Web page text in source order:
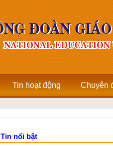
Tin hoạt động Chuyên
Tin nổi bật